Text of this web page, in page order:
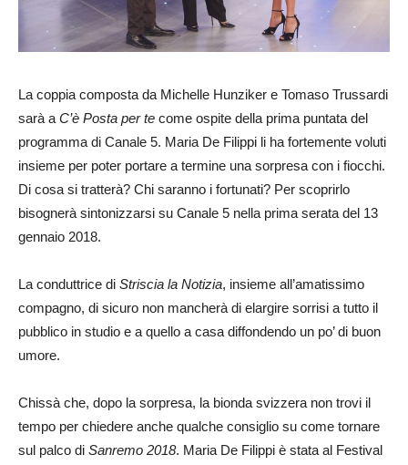
La coppia composta da Michelle Hunziker e Tomaso Trussardi
sarà a C’è Posta per te come ospite della prima puntata del
programma di Canale 5. Maria De Filippi li ha fortemente voluti
insieme per poter portare a termine una sorpresa con i fiocchi.
Di cosa si tratterà? Chi saranno i fortunati? Per scoprirlo
bisognerà sintonizzarsi su Canale 5 nella prima serata del 13
gennaio 2018.
La conduttrice di Striscia la Notizia, insieme all’amatissimo
compagno, di sicuro non mancherà di elargire sorrisi a tutto il
pubblico in studio e a quello a casa diffondendo un po’ di buon
umore.
Chissà che, dopo la sorpresa, la bionda svizzera non trovi il
tempo per chiedere anche qualche consiglio su come tornare
sul palco di Sanremo 2018. Maria De Filippi è stata al Festival